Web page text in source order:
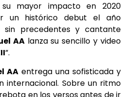
mayor impacto en 2020
un histórico debut el año
sin precedentes y cantante
AAlanza su sencillo y video
”.
AA entrega una sofisticada y
internacional. Sobre un ritmo
en los versos antes de ir